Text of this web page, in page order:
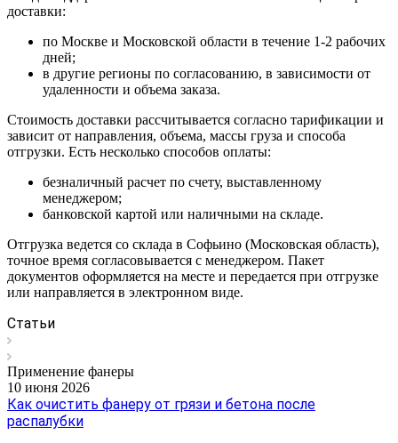
доставки:
по Москве и Московской области в течение 1-2 рабочих
дней;
в другие регионы по согласованию, в зависимости от
удаленности и объема заказа.
Стоимость доставки рассчитывается согласно тарификации и
зависит от направления, объема, массы груза и способа
отгрузки. Есть несколько способов оплаты:
безналичный расчет по счету, выставленному
менеджером;
банковской картой или наличными на складе.
Отгрузка ведется со склада в Софьино (Московская область),
точное время согласовывается с менеджером. Пакет
документов оформляется на месте и передается при отгрузке
или направляется в электронном виде.
Статьи
Применение фанеры
10 июня 2026
Как очистить фанеру от грязи и бетона после
распалубки